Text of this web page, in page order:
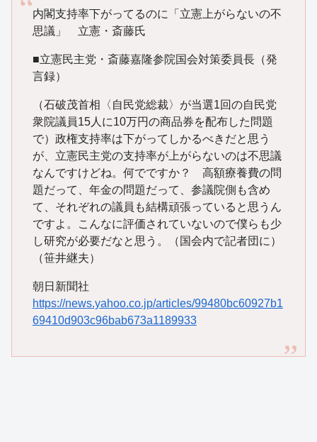
内閣支持率下がってるのに「立憲上がらないの不
思議」 立憲・斎藤氏
■立憲民主党・斎藤嘉隆参院国会対策委員長（発
言録）
（石破茂首相〈自民党総裁〉が当選1回の自民党
衆院議員15人に10万円の商品券を配布した問題
で）政権支持率は下がってしかるべきだと思う
が、立憲民主党の支持率が上がらないのは不思議
なんですけどね。何でですか？ 高額療養費の問
題だって、年金の問題だって、参議院側も含め
て、それぞれの議員も結構頑張っていると思うん
ですよ。こんなに評価されていないので僕らも少
し研究が必要だなと思う。（国会内で記者団に）
（笹井継夫）
朝日新聞社
https://news.yahoo.co.jp/articles/99480bc60927b1
69410d903c96bab673a1189933